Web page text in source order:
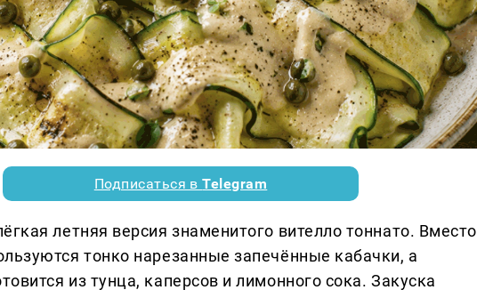
Подписаться вTelegram
летняя версия знаменитого вителло тоннато. Вместо
тонко нарезанные запечённые кабачки, а
из тунца, каперсов и лимонного сока. Закуска